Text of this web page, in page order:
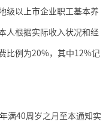
级以上市企业职工基本养
人根据实际收入状况和经
比例为20%，其中12%记
满40周岁之月至本通知实